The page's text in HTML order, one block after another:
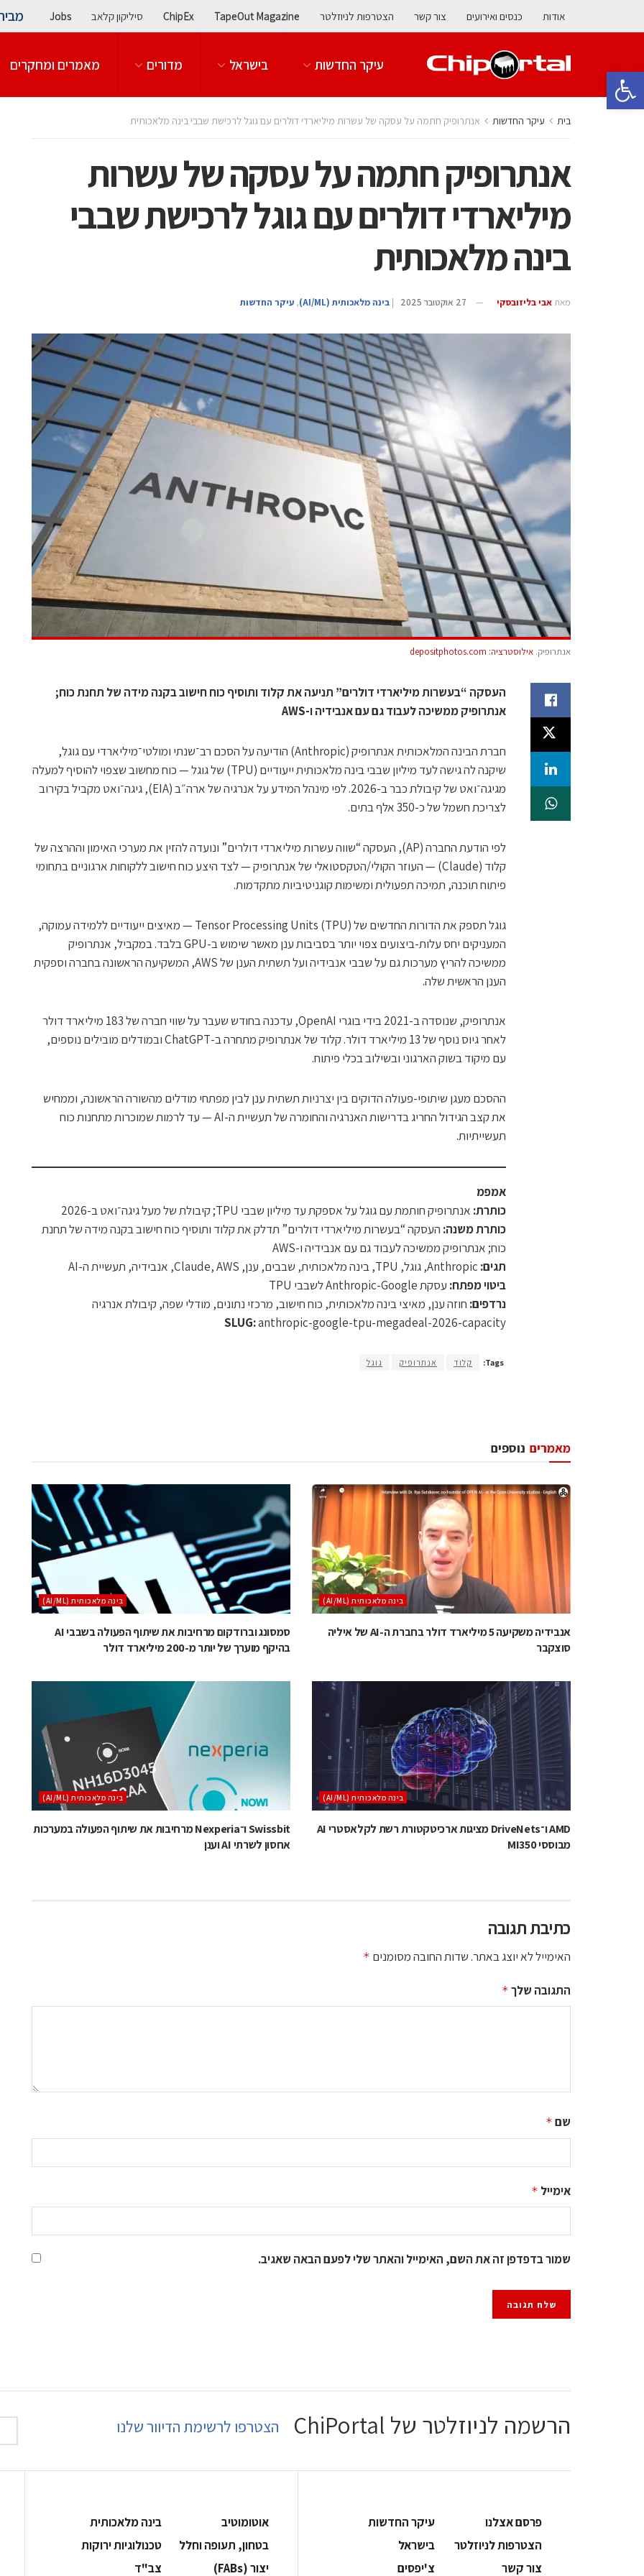
פתח סרגל נגישות
אודות כנסים ואירועים צור קשר הצטרפות לניוזלטר TapeOut Magazine
ChipEx סיליקון קלאב Jobs
עיקר החדשות בישראל מדורים מאמרים ומחקרים
בית עיקר החדשות אנתרופיק חתמה על עסקה של עשרות מיליארדי דולרים עם גוגל לרכישת שבבי בינה מלאכותית
אנתרופיק חתמה על עסקה של עשרות
מיליארדי דולרים עם גוגל לרכישת שבבי
בינה מלאכותית
מאת אבי בליזובסקי 27 אוקטובר 2025 | בינה מלאכותית (AI/ML) , עיקר החדשות
אנתרופיק. אילוסטרציה: depositphotos.com
העסקה “בעשרות מיליארדי דולרים” תניעה את קלוד ותוסיף כוח חישוב בקנה מידה של תחנת כוח;
אנתרופיק ממשיכה לעבוד גם עם אנבידיה ו-AWS
חברת הבינה המלאכותית אנתרופיק (Anthropic) הודיעה על הסכם רב־שנתי ומולטי־מיליארדי עם גוגל,
שיקנה לה גישה לעד מיליון שבבי בינה מלאכותית ייעודיים (TPU) של גוגל — כוח מחשוב שצפוי להוסיף למעלה
מגיגה־ואט של קיבולת כבר ב-2026. לפי מינהל המידע על אנרגיה של ארה״ב (EIA), גיגה־ואט מקביל בקירוב
לצריכת חשמל של כ-350 אלף בתים.
לפי הודעת החברה (AP), העסקה “שווה עשרות מיליארדי דולרים” ונועדה להזין את מערכי האימון וההרצה של
קלוד (Claude) — העוזר הקולי/הטקסטואלי של אנתרופיק — לצד היצע כוח חישוב ללקוחות ארגוניים בתחומי
פיתוח תוכנה, תמיכה תפעולית ומשימות קוגניטיביות מתקדמות.
גוגל תספק את הדורות החדשים של Tensor Processing Units (TPU) — מאיצים ייעודיים ללמידה עמוקה,
המעניקים יחס עלות-ביצועים צפוי יותר בסביבות ענן מאשר שימוש ב-GPU בלבד. במקביל, אנתרופיק
ממשיכה להריץ מערכות גם על שבבי אנבידיה ועל תשתית הענן של AWS, המשקיעה הראשונה בחברה וספקית
הענן הראשית שלה.
אנתרופיק, שנוסדה ב-2021 בידי בוגרי OpenAI, עדכנה בחודש שעבר על שווי חברה של 183 מיליארד דולר
לאחר גיוס נוסף של 13 מיליארד דולר. קלוד של אנתרופיק מתחרה ב-ChatGPT ובמודלים מובילים נוספים,
עם מיקוד בשוק הארגוני ובשילוב בכלי פיתוח.
ההסכם מעגן שיתופי-פעולה הדוקים בין יצרניות תשתית ענן לבין מפתחי מודלים מהשורה הראשונה, וממחיש
את קצב הגידול החריג בדרישות האנרגיה והחומרה של תעשיית ה-AI — עד לרמות שמוכרות מתחנות כוח
תעשייתיות.
אמפמ
כותרת: אנתרופיק חותמת עם גוגל על אספקת עד מיליון שבבי TPU; קיבולת של מעל גיגה־ואט ב-2026
כותרת משנה: העסקה “בעשרות מיליארדי דולרים” תדלק את קלוד ותוסיף כוח חישוב בקנה מידה של תחנת
כוח; אנתרופיק ממשיכה לעבוד גם עם אנבידיה ו-AWS
תגים:
ביטוי מפתח: עסקת Anthropic-Google לשבבי TPU
נרדפים: חוזה ענן, מאיצי בינה מלאכותית, כוח חישוב, מרכזי נתונים, מודלי שפה, קיבולת אנרגיה
SLUG:anthropic-google-tpu-megadeal-2026-capacity
Tags: קלוד אנתרופיק גוגל
נוספים מאמרים
בינה מלאכותית (AI/ML)
אנבידיה משקיעה 5 מיליארד דולר בחברת ה-AI של איליה
סוצקבר
בינה מלאכותית (AI/ML)
סמסונג וברודקום מרחיבות את שיתוף הפעולה בשבבי AI
בהיקף מוערך של יותר מ-200 מיליארד דולר
בינה מלאכותית (AI/ML)
AMD ו־DriveNets מציגות ארכיטקטורת רשת לקלאסטרי AI
מבוססי MI350
בינה מלאכותית (AI/ML)
Swissbit ו־Nexperia מרחיבות את שיתוף הפעולה במערכות
אחסון לשרתי AI וענן
כתיבת תגובה
האימייל לא יוצג באתר.שדות החובה מסומנים *
התגובה שלך *
שם *
אימייל *
שמור בדפדפן זה את השם, האימייל והאתר שלי לפעם הבאה שאגיב.
הרשמה לניוזלטר של ChiPortal הצטרפו לרשימת הדיוור שלנו
פרסם אצלנו
עיקר החדשות
הצטרפות לניוזלטר
בישראל
צור קשר
צ'יפסים
אוטומוטיב
בינה מלאכותית
בטחון, תעופה וחלל
‫טכנולוגיות ירוקות‬
‫יצור (‪(FABs‬‬
‫צב"ד‬